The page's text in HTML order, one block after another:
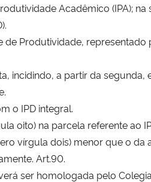
Acadêmico (IPA);
Produtividade,
incidindo, a partir da
o IPD integral.
oito) na parcela referente ao
vírgula dois) menor que o da
Art.90.
ser homologada pelo